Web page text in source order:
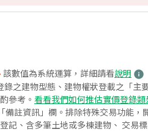
該數值為系統運算，詳細請看說明
之建物型態、建物權狀登載之「主
參考。 看看我們如何推估實價登錄
註資訊」欄。排除特殊交易功能，
記、含多筆土地或多棟建物、 交易